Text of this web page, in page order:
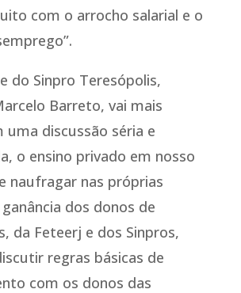
com o arrocho salarial e o
do Sinpro Teresópolis,
Barreto, vai mais
uma discussão séria e
o ensino privado em nosso
naufragar nas próprias
dos donos de
da Feteerj e dos Sinpros,
regras básicas de
com os donos das